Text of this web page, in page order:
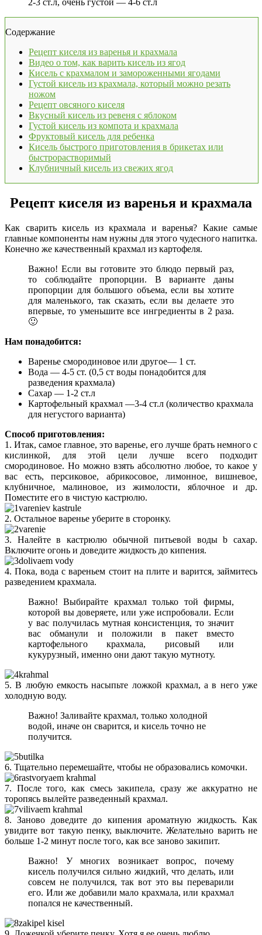
2-3 ст.л, очень густой — 4-6 ст.л
Содержание
Рецепт киселя из варенья и крахмала
Видео о том, как варить кисель из ягод
Кисель с крахмалом и замороженными ягодами
Густой кисель из крахмала, который можно резать
ножом
Рецепт овсяного киселя
Вкусный кисель из ревеня с яблоком
Густой кисель из компота и крахмала
Фруктовый кисель для ребенка
Кисель быстрого приготовления в брикетах или
быстрорастворимый
Клубничный кисель из свежих ягод
Рецепт киселя из варенья и крахмала
Как сварить кисель из крахмала и варенья? Какие самые
главные компоненты нам нужны для этого чудесного напитка.
Конечно же качественный крахмал из картофеля.
Важно! Если вы готовите это блюдо первый раз,
то соблюдайте пропорции. В варианте даны
пропорции для большого объема, если вы хотите
для маленького, так сказать, если вы делаете это
впервые, то уменьшите все ингредиенты в 2 раза.
🙂
Нам понадобится:
Варенье смородиновое или другое— 1 ст.
Вода — 4-5 ст. (0,5 ст воды понадобится для
разведения крахмала)
Сахар — 1-2 ст.л
Картофельный крахмал —3-4 ст.л (количество крахмала
для негустого варианта)
Способ приготовления:
1. Итак, самое главное, это варенье, его лучше брать немного с
кислинкой, для этой цели лучше всего подходит
смородиновое. Но можно взять абсолютно любое, то какое у
вас есть, персиковое, абрикосовое, лимонное, вишневое,
клубничное, малиновое, из жимолости, яблочное и др.
Поместите его в чистую кастрюлю.
2. Остальное варенье уберите в сторонку.
3. Налейте в кастрюлю обычной питьевой воды b сахар.
Включите огонь и доведите жидкость до кипения.
4. Пока, вода с вареньем стоит на плите и варится, займитесь
разведением крахмала.
Важно! Выбирайте крахмал только той фирмы,
которой вы доверяете, или уже испробовали. Если
у вас получилась мутная консистенция, то значит
вас обманули и положили в пакет вместо
картофельного крахмала, рисовый или
кукурузный, именно они дают такую мутноту.
5. В любую емкость насыпьте ложкой крахмал, а в него уже
холодную воду.
Важно! Заливайте крахмал, только холодной
водой, иначе он сварится, и кисель точно не
получится.
6. Тщательно перемешайте, чтобы не образовались комочки.
7. После того, как смесь закипела, сразу же аккуратно не
торопясь вылейте разведенный крахмал.
8. Заново доведите до кипения ароматную жидкость. Как
увидите вот такую пенку, выключите. Желательно варить не
больше 1-2 минут после того, как все заново закипит.
Важно! У многих возникает вопрос, почему
кисель получился сильно жидкий, что делать, или
совсем не получился, так вот это вы переварили
его. Или же добавили мало крахмала, или крахмал
попался не качественный.